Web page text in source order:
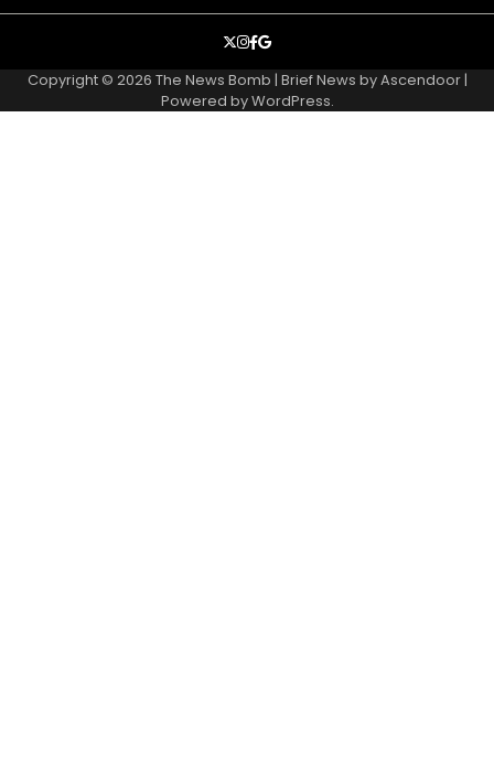
Xinstagram
facebook
google
Copyright © 2026 The News Bomb | Brief News byAscendoor|
Powered byWordPress.